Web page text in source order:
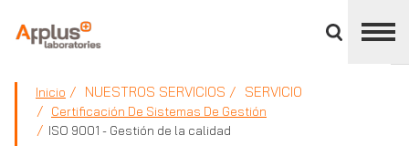
panel
APPLUS+
Inicio NUESTROS SERVICIOS SERVICIO
Certificación De Sistemas De Gestión
ISO 9001 - Gestión de la calidad